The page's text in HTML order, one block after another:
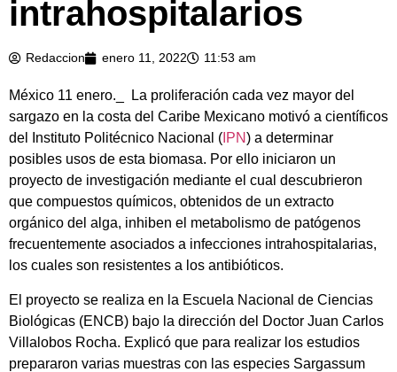
intrahospitalarios
Redaccion enero 11, 2022 11:53 am
México 11 enero._ La proliferación cada vez mayor del
sargazo en la costa del Caribe Mexicano motivó a científicos
del Instituto Politécnico Nacional ( IPN) a determinar
posibles usos de esta biomasa. Por ello iniciaron un
proyecto de investigación mediante el cual descubrieron
que compuestos químicos, obtenidos de un extracto
orgánico del alga, inhiben el metabolismo de patógenos
frecuentemente asociados a infecciones intrahospitalarias,
los cuales son resistentes a los antibióticos.
El proyecto se realiza en la Escuela Nacional de Ciencias
Biológicas (ENCB) bajo la dirección del Doctor Juan Carlos
Villalobos Rocha. Explicó que para realizar los estudios
prepararon varias muestras con las especies Sargassum